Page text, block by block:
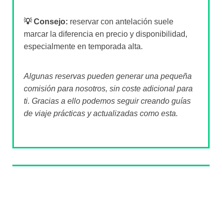
💡 Consejo: reservar con antelación suele
marcar la diferencia en precio y disponibilidad,
especialmente en temporada alta.
Algunas reservas pueden generar una pequeña
comisión para nosotros, sin coste adicional para
ti. Gracias a ello podemos seguir creando guías
de viaje prácticas y actualizadas como esta.